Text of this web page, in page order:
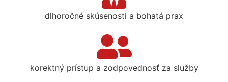
dlhoročné skúsenosti a bohatá prax
korektný prístup a zodpovednosť za služby